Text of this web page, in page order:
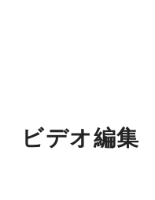
ビデオ編集